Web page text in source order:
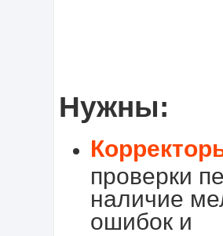
Нужны:
проверки
наличие
ошибок и